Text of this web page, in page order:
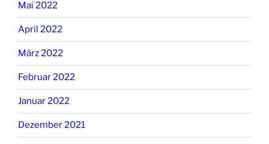
Mai 2022
April 2022
März 2022
Februar 2022
Januar 2022
Dezember 2021